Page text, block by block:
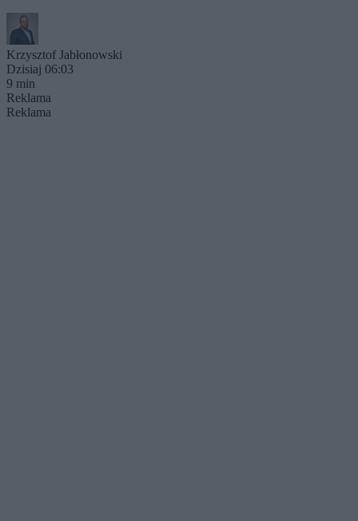
Krzysztof Jabłonowski
Dzisiaj 06:03
9 min
Reklama
Reklama